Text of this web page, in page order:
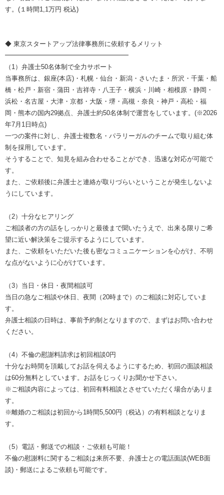
す。(１時間1,1万円 税込)
◆ 東京スタートアップ法律事務所に依頼するメリット
━━━━━━━━━━━━━━━━━━━
（1）弁護士50名体制で全力サポート
当事務所は、銀座(本店)・札幌・仙台・新潟・さいたま・所沢・千葉・船
橋・松戸・新宿・蒲田・吉祥寺・八王子・横浜・川崎・相模原・静岡・
浜松・名古屋・大津・京都・大阪・堺・高槻・奈良・神戸・高松・福
岡・熊本の国内29拠点、弁護士約50名体制で運営をしています。(※2026
年7月1日時点)
一つの案件に対し、弁護士複数名・パラリーガルのチームで取り組む体
制を採用しています。
そうすることで、知見を組み合わせることができ、迅速な対応が可能で
す。
また、ご依頼後に弁護士と連絡が取りづらいということが発生しないよ
うにしています。
（2）十分なヒアリング
ご相談者の方の話をしっかりと最後まで聞いたうえで、出来る限りご希
望に近い解決策をご提示するようにしています。
また、ご依頼をいただいた後も密なコミュニケーションを心がけ、不明
な点がないように心がけています。
（3）当日・休日・夜間相談可
当日の急なご相談や休日、夜間（20時まで）のご相談に対応していま
す。
弁護士相談の日時は、事前予約制となりますので、まずはお問い合わせ
ください。
（4）不倫の慰謝料請求は初回相談0円
十分なお時間を頂戴してお話を伺えるようにするため、初回の面談相談
は60分無料としています。お話をじっくりお聞かせ下さい。
※ご相談内容によっては、初回有料相談とさせていただく場合がありま
す。
※離婚のご相談は初回から1時間5,500円（税込）の有料相談となりま
す。
（5）電話・郵送での相談・ご依頼も可能！
不倫の慰謝料に関するご相談は来所不要、弁護士との電話面談(WEB面
談)・郵送によるご依頼も可能です。